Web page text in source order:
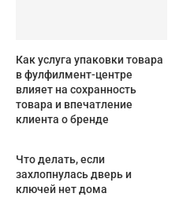
Как услуга упаковки товара
в фулфилмент-центре
влияет на сохранность
товара и впечатление
клиента о бренде
Что делать, если
захлопнулась дверь и
ключей нет дома